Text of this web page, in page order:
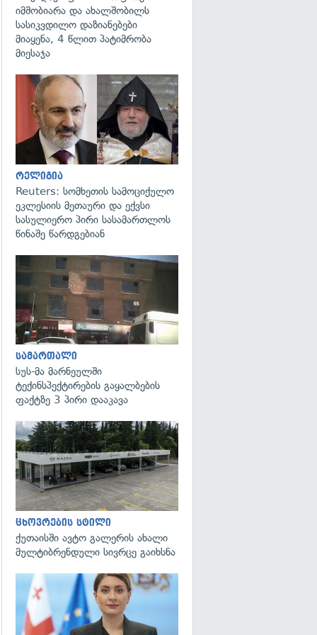
იმშობიარა და ახალშობილს
სასიკვდილო დაზიანებები
მიაყენა, 4 წლით პატიმრობა
მიესაჯა
რელიგია
Reuters: სომხეთის სამოციქულო
ეკლესიის მეთაური და ექვსი
სასულიერო პირი სასამართლოს
წინაშე წარდგებიან
სამართალი
სუს-მა მარნეულში
ტექინსპექტირების გაყალბების
ფაქტზე 3 პირი დააკავა
ცხოვრების სტილი
ქუთაისში ავტო გალერის ახალი
მულტიბრენდული სივრცე გაიხსნა